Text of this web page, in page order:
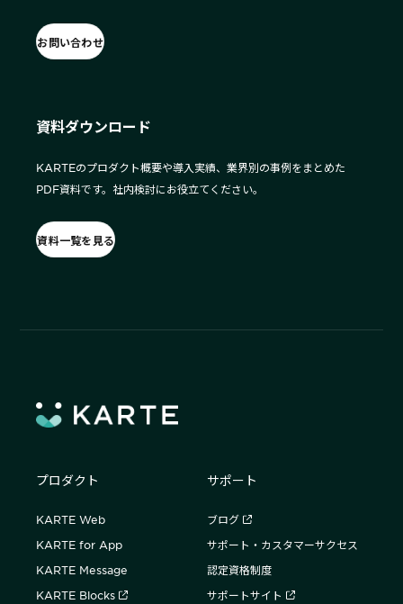
お問い合わせ
資料ダウンロード
KARTEのプロダクト概要や導入実績、業界別の事例をまとめた
PDF資料です。社内検討にお役立てください。
資料一覧を見る
プロダクト
KARTE Web
KARTE for App
KARTE Message
KARTE Blocks
サポート
ブログ
サポート・カスタマーサクセス
認定資格制度
サポートサイト